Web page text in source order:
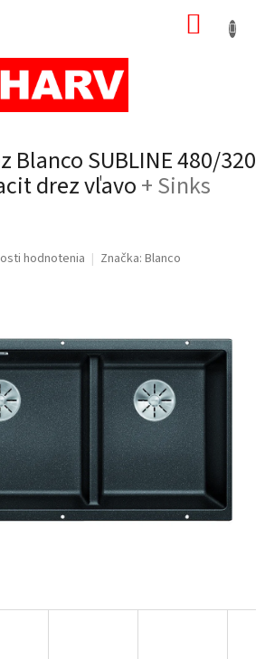
Blanco SUBLINE 480/320
drez vľavo+ Sinks
hodnotenia Značka: Blanco